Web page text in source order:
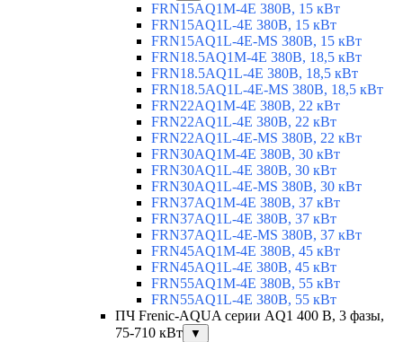
FRN15AQ1M-4E 380В, 15 кВт
FRN15AQ1L-4E 380В, 15 кВт
FRN15AQ1L-4E-MS 380В, 15 кВт
FRN18.5AQ1M-4E 380В, 18,5 кВт
FRN18.5AQ1L-4E 380В, 18,5 кВт
FRN18.5AQ1L-4E-MS 380В, 18,5 кВт
FRN22AQ1M-4E 380В, 22 кВт
FRN22AQ1L-4E 380В, 22 кВт
FRN22AQ1L-4E-MS 380В, 22 кВт
FRN30AQ1M-4E 380В, 30 кВт
FRN30AQ1L-4E 380В, 30 кВт
FRN30AQ1L-4E-MS 380В, 30 кВт
FRN37AQ1M-4E 380В, 37 кВт
FRN37AQ1L-4E 380В, 37 кВт
FRN37AQ1L-4E-MS 380В, 37 кВт
FRN45AQ1M-4E 380В, 45 кВт
FRN45AQ1L-4E 380В, 45 кВт
FRN55AQ1M-4E 380В, 55 кВт
FRN55AQ1L-4E 380В, 55 кВт
ПЧ Frenic-AQUA серии AQ1 400 В, 3 фазы,
75-710 кВт
▼